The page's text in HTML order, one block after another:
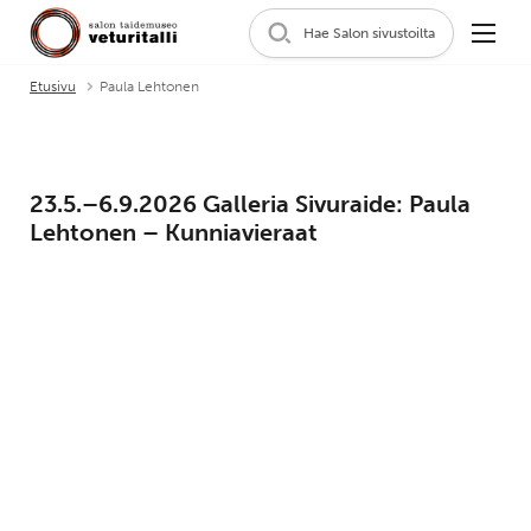
Hae Salon sivustoilta
Etusivu Paula Lehtonen
23.5.–6.9.2026 Galleria Sivuraide: Paula
Lehtonen – Kunniavieraat